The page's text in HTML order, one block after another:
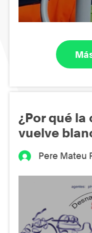
¿Por qué
vuelve
Pere Mateu